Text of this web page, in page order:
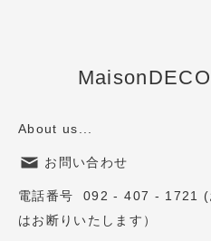
About us...
お問い合わせ
電話番号 092 - 407 - 1721 (
はお断りいたします）